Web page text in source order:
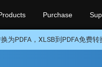
Purchase
为PDFA，XLSB到PDFA免费转